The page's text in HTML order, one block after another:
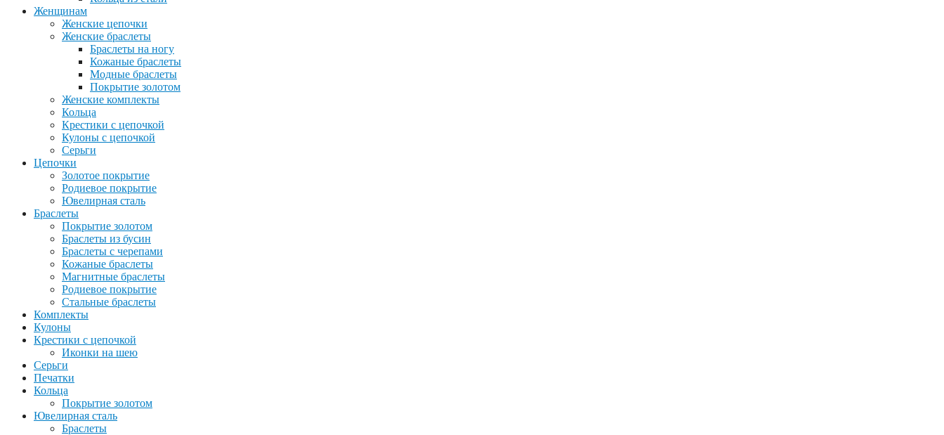
Женщинам
Женские цепочки
Женские браслеты
Браслеты на ногу
Кожаные браслеты
Модные браслеты
Покрытие золотом
Женские комплекты
Кольца
Крестики с цепочкой
Кулоны с цепочкой
Серьги
Цепочки
Золотое покрытие
Родиевое покрытие
Ювелирная сталь
Браслеты
Покрытие золотом
Браслеты из бусин
Браслеты с черепами
Кожаные браслеты
Магнитные браслеты
Родиевое покрытие
Стальные браслеты
Комплекты
Кулоны
Крестики с цепочкой
Иконки на шею
Серьги
Печатки
Кольца
Покрытие золотом
Ювелирная сталь
Браслеты